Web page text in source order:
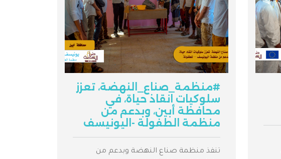
#منظمة_صناع_النهضة، تعزز
سلوكيات انقاذ حياة، في
محافظة أبين، وبدعم من
منظمة الطفولة -اليونيسف
تنفذ منظمة صناع النهضة وبدعم من